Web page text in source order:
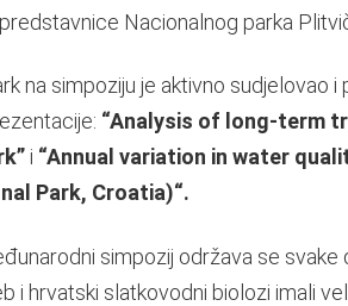
Nacionalnog parka
na simpoziju je aktivno sudjelovao
“Analysis of long-term
i “Annual variation in water
Park, Croatia)“.
simpozij održava se
i hrvatski slatkovodni biolozi imali